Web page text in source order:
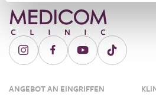
ANGEBOT AN EINGRIFFEN